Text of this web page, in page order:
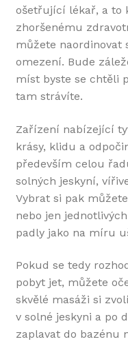
ošetřující lékař, a to
zhoršenému
můžete naordinovat
omezení. Bude
míst byste se chtěli
tam strávíte.
Zařízení nabízející
krásy, klidu a
především celou
solných jeskyní,
Vybrat si pak
nebo jen
padly jako na míru
Pokud se tedy
pobyt jet, můžete
skvělé masáži si
v solné jeskyni a po
zaplavat do bazénu